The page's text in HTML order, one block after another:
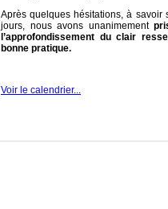
Après quelques hésitations, à
jours, nous avons unanimement
l’approfondissement du clair
bonne pratique.
Voir le calendrier...